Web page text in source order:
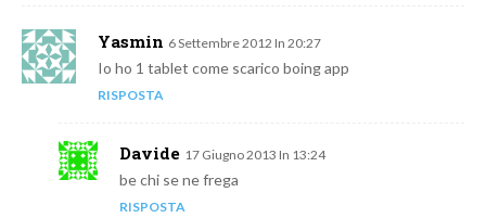
Yasmin 6 Settembre 2012 In 20:27
Io ho 1 tablet come scarico boing app
RISPOSTA
Davide 17 Giugno 2013 In 13:24
be chi se ne frega
RISPOSTA